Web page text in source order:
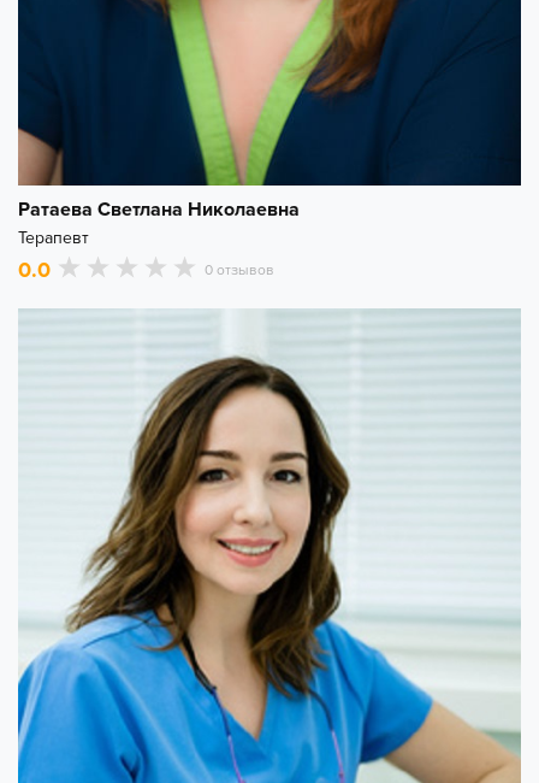
Ратаева Светлана Николаевна
Терапевт
0.0 0 отзывов